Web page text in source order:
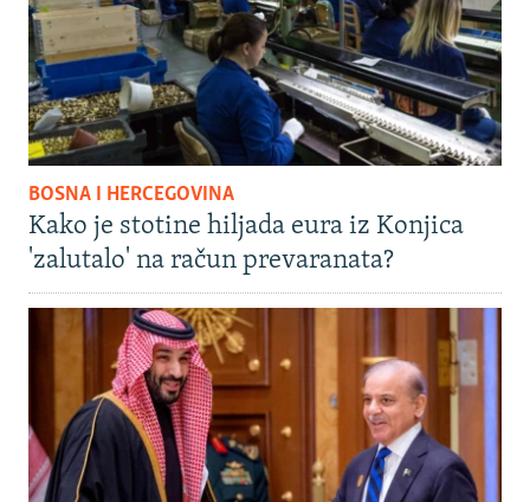
BOSNA I HERCEGOVINA
Kako je stotine hiljada eura iz Konjica
'zalutalo' na račun prevaranata?